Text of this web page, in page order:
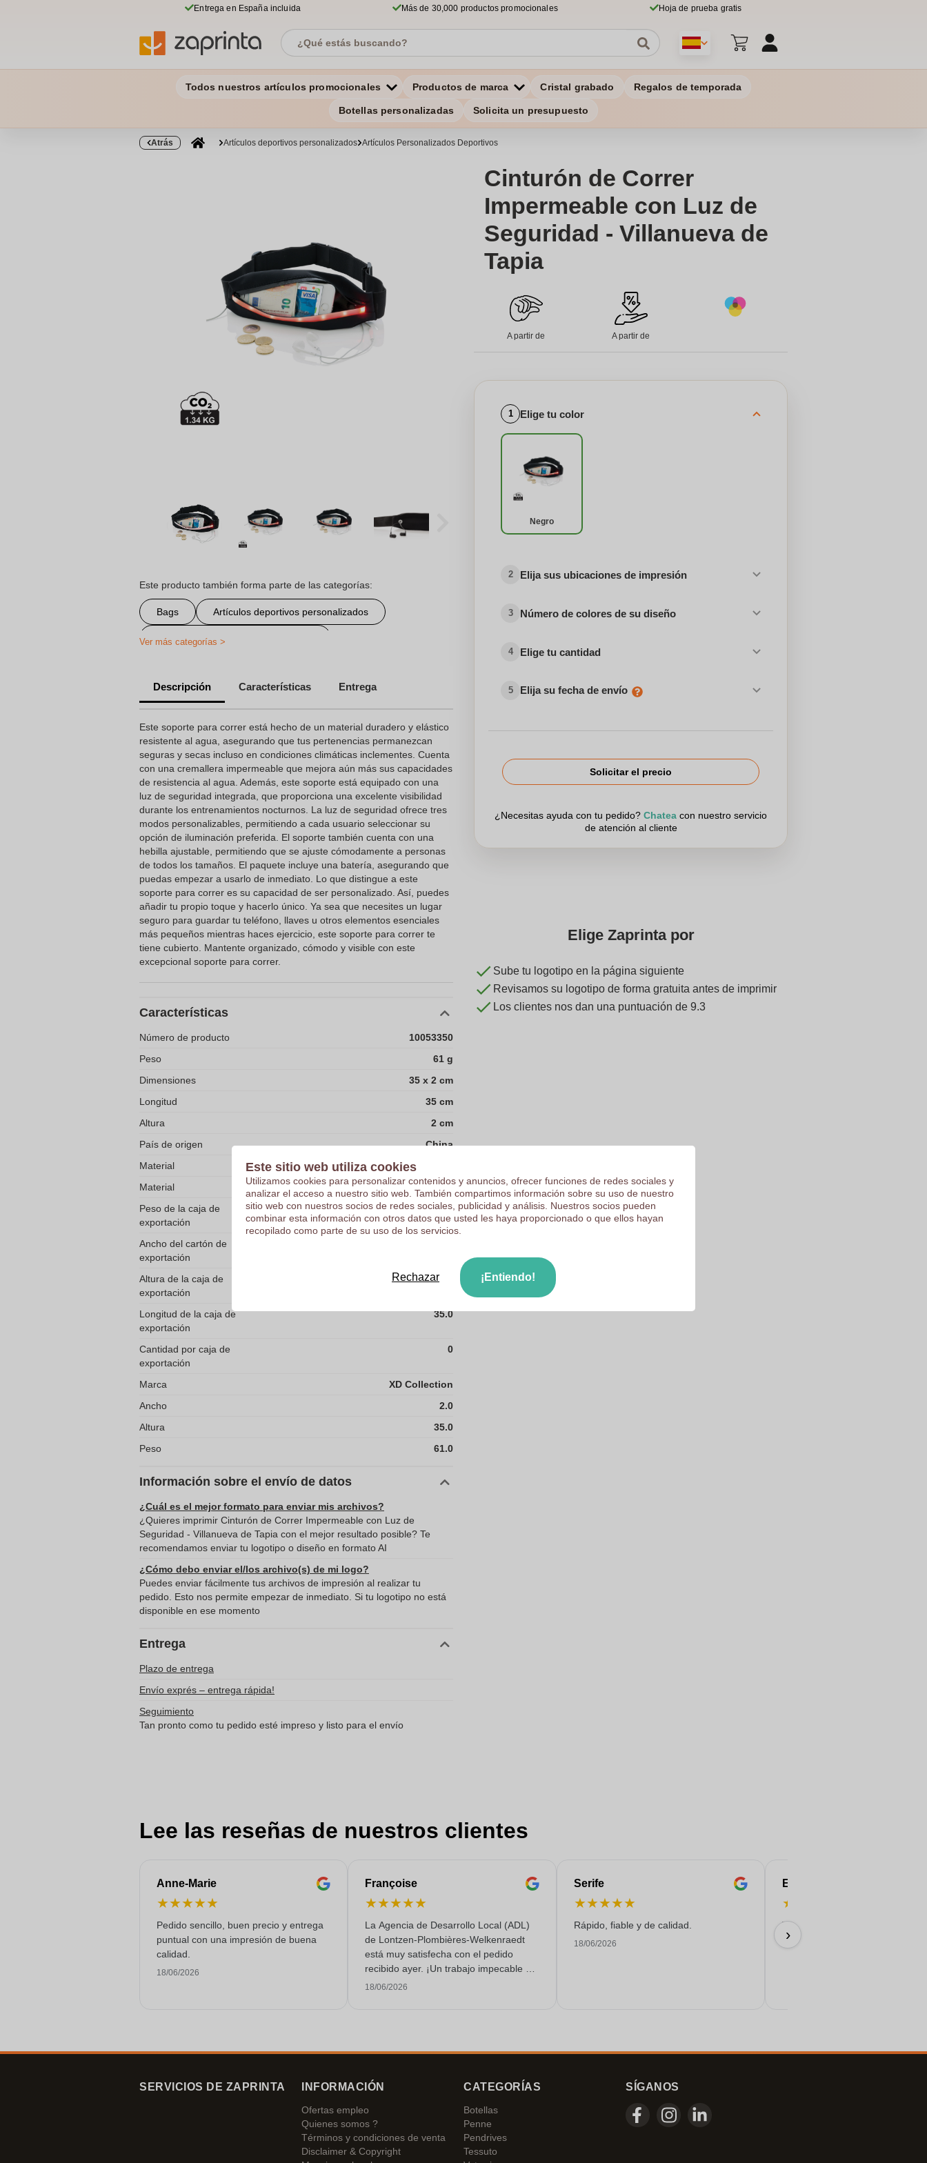
Entrega en España incluida Más de 30,000 productos promocionales Hoja de prueba gratis
Todos nuestros artículos promocionales Productos de marca Cristal grabado Regalos de temporada
Botellas personalizadas Solicita un presupuesto
Atrás Artículos deportivos personalizados Artículos Personalizados Deportivos
Este producto también forma parte de las categorías:
Bags Artículos deportivos personalizados
Artículos Personalizados Deportivos
Ver más categorías >
Descripción Características Entrega
Este soporte para correr está hecho de un material duradero y elástico
resistente al agua, asegurando que tus pertenencias permanezcan
seguras y secas incluso en condiciones climáticas inclementes. Cuenta
con una cremallera impermeable que mejora aún más sus capacidades
de resistencia al agua. Además, este soporte está equipado con una
luz de seguridad integrada, que proporciona una excelente visibilidad
durante los entrenamientos nocturnos. La luz de seguridad ofrece tres
modos personalizables, permitiendo a cada usuario seleccionar su
opción de iluminación preferida. El soporte también cuenta con una
hebilla ajustable, permitiendo que se ajuste cómodamente a personas
de todos los tamaños. El paquete incluye una batería, asegurando que
puedas empezar a usarlo de inmediato. Lo que distingue a este
soporte para correr es su capacidad de ser personalizado. Así, puedes
añadir tu propio toque y hacerlo único. Ya sea que necesites un lugar
seguro para guardar tu teléfono, llaves u otros elementos esenciales
más pequeños mientras haces ejercicio, este soporte para correr te
tiene cubierto. Mantente organizado, cómodo y visible con este
excepcional soporte para correr.
Características
Número de producto
10053350
Peso
61 g
Dimensiones
35 x 2 cm
Longitud
35 cm
Altura
2 cm
País de origen
China
Material
Material
Spandex
Peso de la caja de
exportación
3.00 gram
Ancho del cartón de
exportación
Altura de la caja de
exportación
Longitud de la caja de
exportación
35.0
Cantidad por caja de
exportación
0
Marca
XD Collection
Ancho
2.0
Altura
35.0
Peso
61.0
Información sobre el envío de datos
¿Cuál es el mejor formato para enviar mis archivos?
¿Quieres imprimir Cinturón de Correr Impermeable con Luz de
Seguridad - Villanueva de Tapia con el mejor resultado posible? Te
recomendamos enviar tu logotipo o diseño en formato AI
¿Cómo debo enviar el/los archivo(s) de mi logo?
Puedes enviar fácilmente tus archivos de impresión al realizar tu
pedido. Esto nos permite empezar de inmediato. Si tu logotipo no está
disponible en ese momento
Entrega
Plazo de entrega
Envío exprés – entrega rápida!
Seguimiento
Tan pronto como tu pedido esté impreso y listo para el envío
Cinturón de Correr
Impermeable con Luz de
Seguridad - Villanueva de
Tapia
A partir de A partir de
1 Elige tu color
Negro
2 Elija sus ubicaciones de impresión
3 Número de colores de su diseño
4 Elige tu cantidad
5 Elija su fecha de envío
Solicitar el precio
¿Necesitas ayuda con tu pedido? Chatea con nuestro servicio
de atención al cliente
Elige Zaprinta por
Sube tu logotipo en la página siguiente
Revisamos su logotipo de forma gratuita antes de imprimir
Los clientes nos dan una puntuación de 9.3
Lee las reseñas de nuestros clientes
Anne-Marie
★★★★★
Pedido sencillo, buen precio y entrega
puntual con una impresión de buena
calidad.
18/06/2026
Françoise
★★★★★
La Agencia de Desarrollo Local (ADL)
de Lontzen-Plombières-Welkenraedt
está muy satisfecha con el pedido
recibido ayer. ¡Un trabajo impecable y
un servicio de calidad!
18/06/2026
Serife
★★★★★
Rápido, fiable y de calidad.
18/06/2026
Eren
★
Todo salió de maravilla...
17/06/2026
›
SERVICIOS DE ZAPRINTA INFORMACIÓN
Ofertas empleo
Quienes somos ?
Términos y condiciones de venta
Disclaimer & Copyright
CATEGORÍAS
Botellas
Penne
Pendrives
Tessuto
SÍGANOS
Este sitio web utiliza cookies
Utilizamos cookies para personalizar contenidos y anuncios, ofrecer funciones de redes sociales y
analizar el acceso a nuestro sitio web. También compartimos información sobre su uso de nuestro
sitio web con nuestros socios de redes sociales, publicidad y análisis. Nuestros socios pueden
combinar esta información con otros datos que usted les haya proporcionado o que ellos hayan
recopilado como parte de su uso de los servicios.
Rechazar ¡Entiendo!